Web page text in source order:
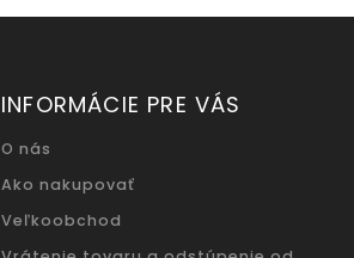
INFORMÁCIE PRE VÁS
O nás
Ako nakupovať
Veľkoobchod